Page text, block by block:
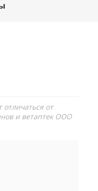
от
и ветаптек ООО